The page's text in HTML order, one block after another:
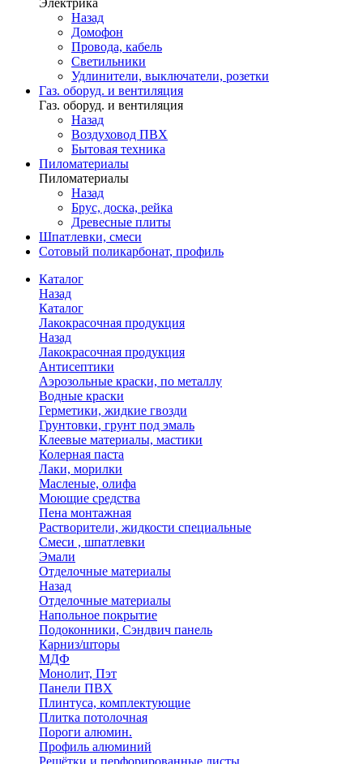
Электрика
Назад
Домофон
Провода, кабель
Светильники
Удлинители, выключатели, розетки
Газ. оборуд. и вентиляция
Газ. оборуд. и вентиляция
Назад
Воздуховод ПВХ
Бытовая техника
Пиломатериалы
Пиломатериалы
Назад
Брус, доска, рейка
Древесные плиты
Шпатлевки, смеси
Сотовый поликарбонат, профиль
Каталог
Назад
Каталог
Лакокрасочная продукция
Назад
Лакокрасочная продукция
Антисептики
Аэрозольные краски, по металлу
Водные краски
Герметики, жидкие гвозди
Грунтовки, грунт под эмаль
Клеевые материалы, мастики
Колерная паста
Лаки, морилки
Масленые, олифа
Моющие средства
Пена монтажная
Растворители, жидкости специальные
Смеси , шпатлевки
Эмали
Отделочные материалы
Назад
Отделочные материалы
Напольное покрытие
Подоконники, Сэндвич панель
Карниз/шторы
МДФ
Монолит, Пэт
Панели ПВХ
Плинтуса, комплектующие
Плитка потолочная
Пороги алюмин.
Профиль алюминий
Решётки и перфорированные листы